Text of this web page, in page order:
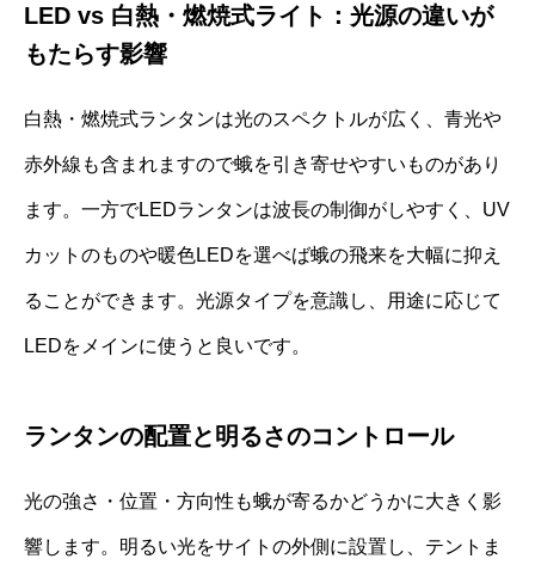
LED vs 白熱・燃焼式ライト：光源の違いが
もたらす影響
白熱・燃焼式ランタンは光のスペクトルが広く、青光や
赤外線も含まれますので蛾を引き寄せやすいものがあり
ます。一方でLEDランタンは波長の制御がしやすく、UV
カットのものや暖色LEDを選べば蛾の飛来を大幅に抑え
ることができます。光源タイプを意識し、用途に応じて
LEDをメインに使うと良いです。
ランタンの配置と明るさのコントロール
光の強さ・位置・方向性も蛾が寄るかどうかに大きく影
響します。明るい光をサイトの外側に設置し、テントま